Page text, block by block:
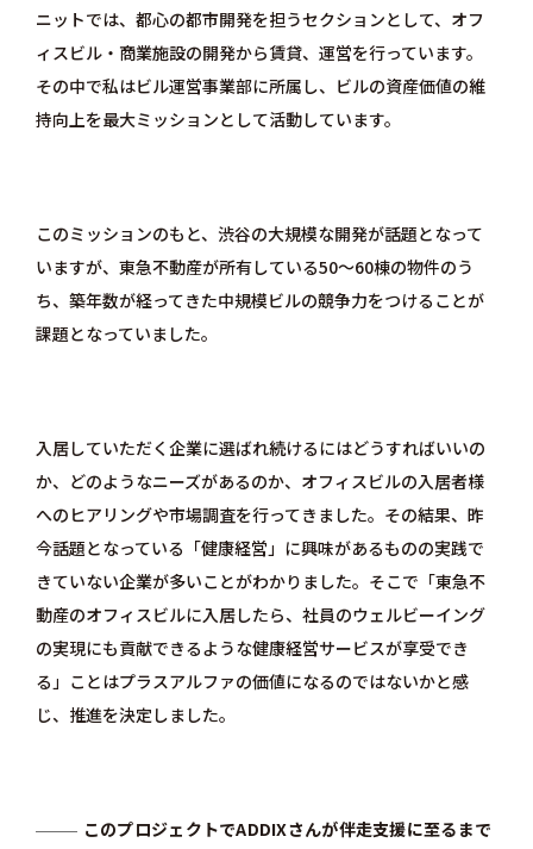
ニットでは、都心の都市開発を担うセクションとして、オフ
ィスビル・商業施設の開発から賃貸、運営を行っています。
その中で私はビル運営事業部に所属し、ビルの資産価値の維
持向上を最大ミッションとして活動しています。
このミッションのもと、渋谷の大規模な開発が話題となって
いますが、東急不動産が所有している50～60棟の物件のう
ち、築年数が経ってきた中規模ビルの競争力をつけることが
課題となっていました。
入居していただく企業に選ばれ続けるにはどうすればいいの
か、どのようなニーズがあるのか、オフィスビルの入居者様
へのヒアリングや市場調査を行ってきました。その結果、昨
今話題となっている「健康経営」に興味があるものの実践で
きていない企業が多いことがわかりました。そこで「東急不
動産のオフィスビルに入居したら、社員のウェルビーイング
の実現にも貢献できるような健康経営サービスが享受でき
る」ことはプラスアルファの価値になるのではないかと感
じ、推進を決定しました。
このプロジェクトでADDIXさんが伴走支援に至るまで